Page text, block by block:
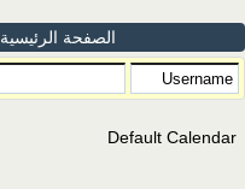
الصفحة الرئيسية
Default Calendar